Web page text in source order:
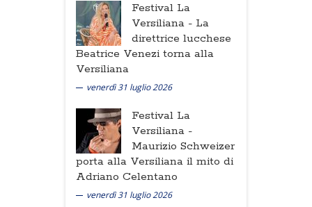
Festival La
Versiliana - La
direttrice lucchese
Beatrice Venezi torna alla
Versiliana
venerdì 31 luglio 2026
Festival La
Versiliana -
Maurizio Schweizer
porta alla Versiliana il mito di
Adriano Celentano
venerdì 31 luglio 2026